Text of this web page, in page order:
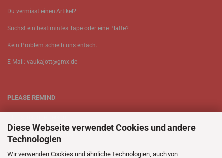
Diese Webseite verwendet Cookies und andere
Technologien
Wir verwenden Cookies und ähnliche Technologien, auch von
Du vermisst einen Artikel?
Suchst ein bestimmtes Tape oder eine Platte?
Kein Problem schreib uns enfach.
E-Mail: vaukajott@gmx.de
PLEASE REMIND:
Be patient when ordering.
Your records will be send asap.